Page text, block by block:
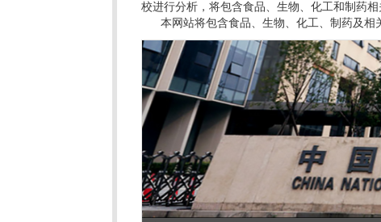
校进行分析，将包含食品、生物、化工和制药相
本网站将包含食品、生物、化工、制药及相